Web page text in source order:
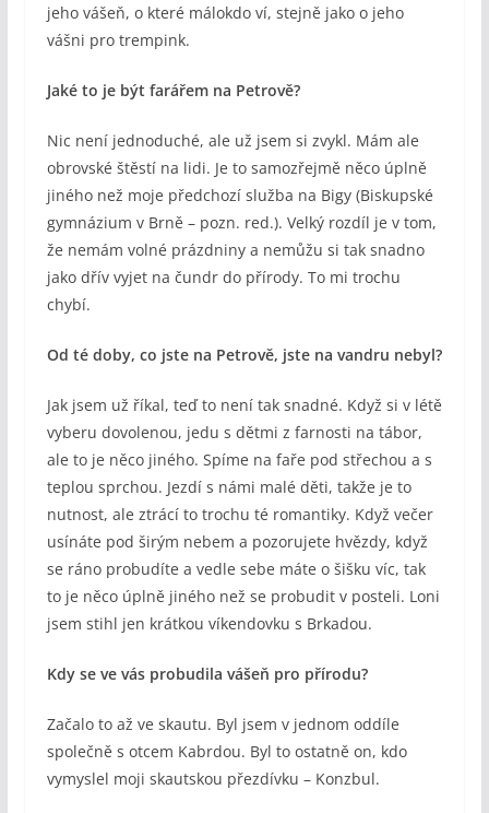
jeho vášeň, o které málokdo ví, stejně jako o jeho
vášni pro trempink.
Jaké to je být farářem na Petrově?
Nic není jednoduché, ale už jsem si zvykl. Mám ale
obrovské štěstí na lidi. Je to samozřejmě něco úplně
jiného než moje předchozí služba na Bigy (Biskupské
gymnázium v Brně – pozn. red.). Velký rozdíl je v tom,
že nemám volné prázdniny a nemůžu si tak snadno
jako dřív vyjet na čundr do přírody. To mi trochu
chybí.
Od té doby, co jste na Petrově, jste na vandru nebyl?
Jak jsem už říkal, teď to není tak snadné. Když si v létě
vyberu dovolenou, jedu s dětmi z farnosti na tábor,
ale to je něco jiného. Spíme na faře pod střechou a s
teplou sprchou. Jezdí s námi malé děti, takže je to
nutnost, ale ztrácí to trochu té romantiky. Když večer
usínáte pod širým nebem a pozorujete hvězdy, když
se ráno probudíte a vedle sebe máte o šišku víc, tak
to je něco úplně jiného než se probudit v posteli. Loni
jsem stihl jen krátkou víkendovku s Brkadou.
Kdy se ve vás probudila vášeň pro přírodu?
Začalo to až ve skautu. Byl jsem v jednom oddíle
společně s otcem Kabrdou. Byl to ostatně on, kdo
vymyslel moji skautskou přezdívku – Konzbul.